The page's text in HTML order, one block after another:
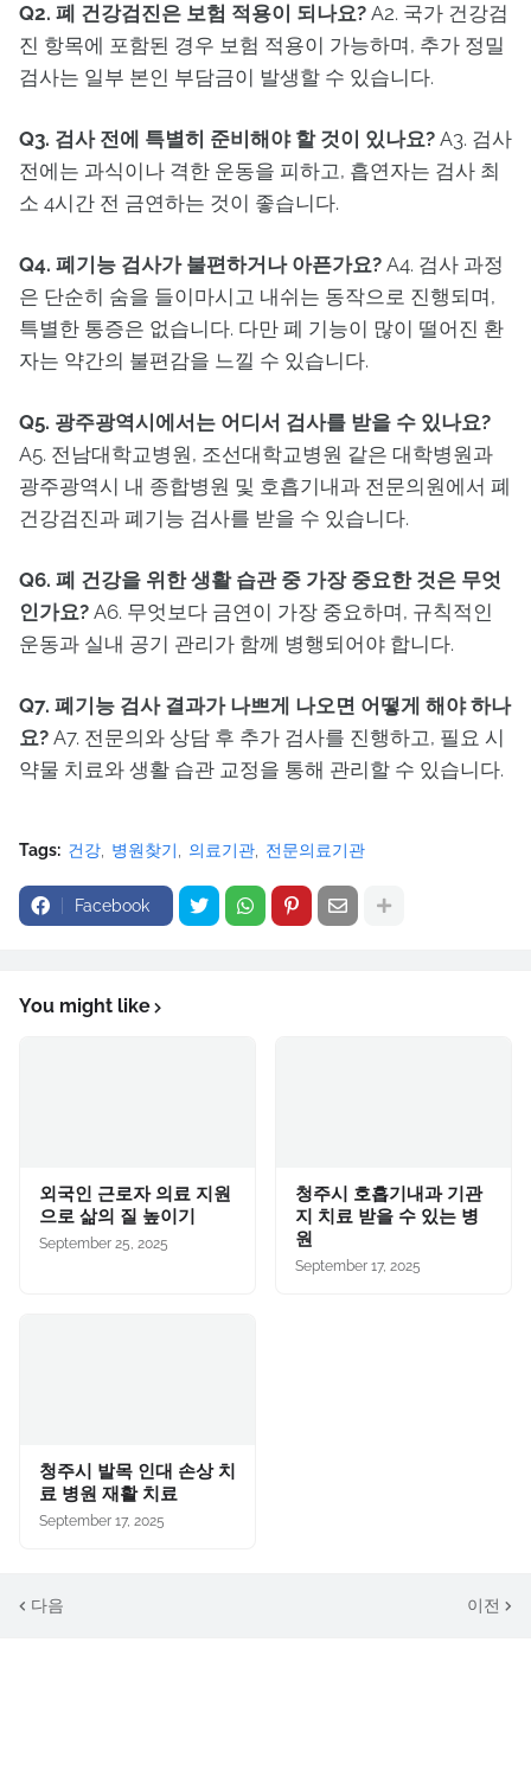
Q2. 폐 건강검진은 보험 적용이 되나요? A2. 국가 건강검
진 항목에 포함된 경우 보험 적용이 가능하며, 추가 정밀
검사는 일부 본인 부담금이 발생할 수 있습니다.
Q3. 검사 전에 특별히 준비해야 할 것이 있나요? A3. 검사
전에는 과식이나 격한 운동을 피하고, 흡연자는 검사 최
소 4시간 전 금연하는 것이 좋습니다.
Q4. 폐기능 검사가 불편하거나 아픈가요? A4. 검사 과정
은 단순히 숨을 들이마시고 내쉬는 동작으로 진행되며,
특별한 통증은 없습니다. 다만 폐 기능이 많이 떨어진 환
자는 약간의 불편감을 느낄 수 있습니다.
Q5. 광주광역시에서는 어디서 검사를 받을 수 있나요?
A5. 전남대학교병원, 조선대학교병원 같은 대학병원과
광주광역시 내 종합병원 및 호흡기내과 전문의원에서 폐
건강검진과 폐기능 검사를 받을 수 있습니다.
Q6. 폐 건강을 위한 생활 습관 중 가장 중요한 것은 무엇
인가요? A6. 무엇보다 금연이 가장 중요하며, 규칙적인
운동과 실내 공기 관리가 함께 병행되어야 합니다.
Q7. 폐기능 검사 결과가 나쁘게 나오면 어떻게 해야 하나
요? A7. 전문의와 상담 후 추가 검사를 진행하고, 필요 시
약물 치료와 생활 습관 교정을 통해 관리할 수 있습니다.
Tags: 건강 병원찾기 의료기관 전문의료기관
Facebook
You might like
외국인 근로자 의료 지원
으로 삶의 질 높이기
September 25, 2025
청주시 호흡기내과 기관
지 치료 받을 수 있는 병
원
September 17, 2025
청주시 발목 인대 손상 치
료 병원 재활 치료
September 17, 2025
다음 이전